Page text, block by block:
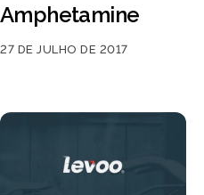
Amphetamine
27 DE JULHO DE 2017